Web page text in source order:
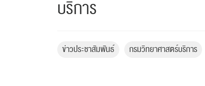
บริการ
ข่าวประชาสัมพันธ์ กรมวิทยาศาสตร์บริการ